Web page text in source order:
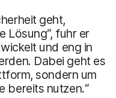
geht,
Lösung“, fuhr er
und eng in
Dabei geht es
sondern um
bereits nutzen.“